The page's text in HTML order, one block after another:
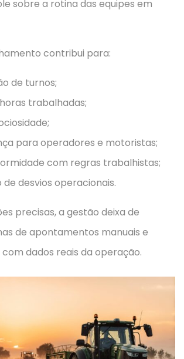
sobre a rotina das equipes em
contribui para:
de turnos;
trabalhadas;
para operadores e motoristas;
com regras trabalhistas;
desvios operacionais.
precisas, a gestão deixa de
de apontamentos manuais e
dados reais da operação.